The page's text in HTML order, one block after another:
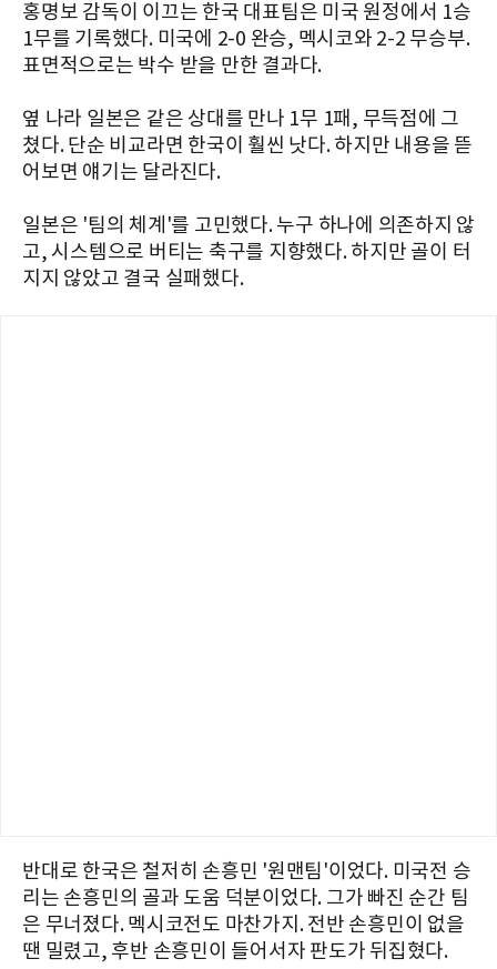
홍명보 감독이 이끄는 한국 대표팀은 미국 원정에서 1승
1무를 기록했다. 미국에 2-0 완승, 멕시코와 2-2 무승부.
표면적으로는 박수 받을 만한 결과다.
옆 나라 일본은 같은 상대를 만나 1무 1패, 무득점에 그
쳤다. 단순 비교라면 한국이 훨씬 낫다. 하지만 내용을 뜯
어보면 얘기는 달라진다.
일본은 '팀의 체계'를 고민했다. 누구 하나에 의존하지 않
고, 시스템으로 버티는 축구를 지향했다. 하지만 골이 터
지지 않았고 결국 실패했다.
반대로 한국은 철저히 손흥민 '원맨팀'이었다. 미국전 승
리는 손흥민의 골과 도움 덕분이었다. 그가 빠진 순간 팀
은 무너졌다. 멕시코전도 마찬가지. 전반 손흥민이 없을
땐 밀렸고, 후반 손흥민이 들어서자 판도가 뒤집혔다.